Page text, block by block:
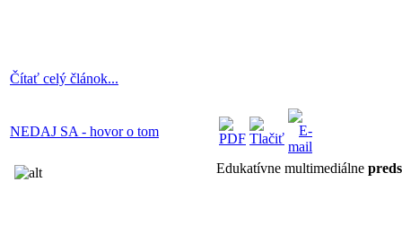
Čítať celý článok...
NEDAJ SA - hovor o tom
Edukatívne multimediálne